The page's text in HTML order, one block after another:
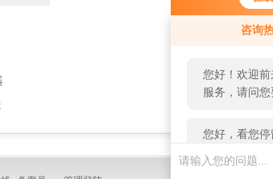
咨询
您好！欢迎
服务，请问
您好，看您
了需求产品，